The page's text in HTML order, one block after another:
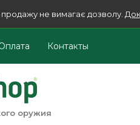
продажу не вимагає дозволу.
Контакты
оружия